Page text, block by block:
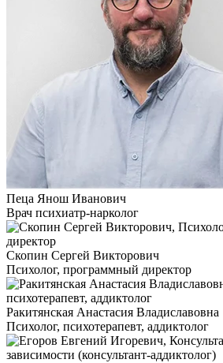
Пеца Янош Иванович
Врач психиатр-нарколог
Скопин Сергей Викторович
Психолог, программный директор
Ракитянская Анастасия Владиславовна
Психолог, психотерапевт, аддиктолог